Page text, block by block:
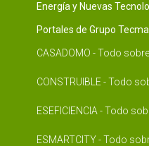
Energía y Nuevas
Portales de Grupo
CASADOMO - Todo
CONSTRUIBLE - Todo
ESEFICIENCIA - Todo
ESMARTCITY - Todo